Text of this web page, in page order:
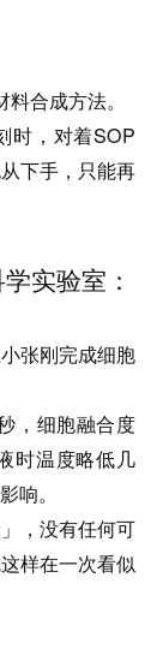
合成方法。
时，对着SOP
下手，只能再
实验室：
张刚完成细胞
，细胞融合度
时温度略低几
响。
，没有任何可
样在一次看似